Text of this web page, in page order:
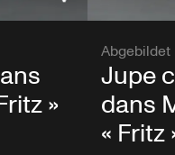
»
Abgebildet
Jupe
dans
« Fritz